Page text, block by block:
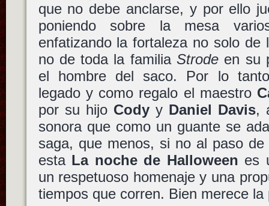
que no debe anclarse, y por ello
poniendo sobre la mesa
enfatizando la fortaleza no solo
no de toda la familiaStrode en su
el hombre del saco. Por lo
legado y como regalo el maestro
por su hijo Codyy Daniel Davis,
sonora que como un guante se
saga, que menos, si no al paso
esta La noche de Halloween es
un respetuoso homenaje y una
tiempos que corren. Bien merece la